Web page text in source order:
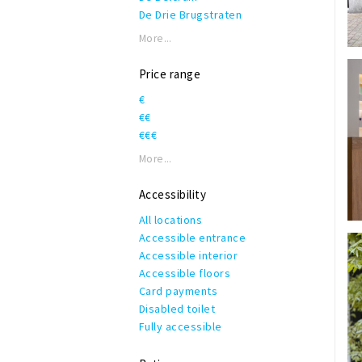
De Drie Brugstraten
De Haagdijken
Grote Markt
Kernwinkelgebied;
Ginnekenstraat, Eindstraat,
Karrestraat & Torenstraat
Nieuwstraat Breda
Oranje Zuid
Oranje Zuid: Passage Zuidpoort
Ginnekenstraat
Oranje Zuid: Wilhelminastraat
Prinsenbeek
Reigerstraat & Catharinastraat
Stada
Ulvenhout
Winkelcentrum Etten-Leur
More...
Price range
€
€€
€€€
More...
Accessibility
All locations
Accessible entrance
Accessible interior
Accessible floors
Card payments
Disabled toilet
Fully accessible